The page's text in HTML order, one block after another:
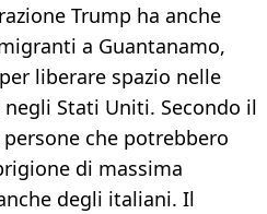
Trump ha anche
a Guantanamo,
liberare spazio nelle
Stati Uniti. Secondo il
che potrebbero
di massima
degli italiani. Il